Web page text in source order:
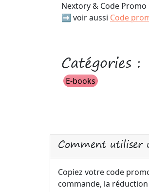
Nextory & Code Promo
➡️ voir aussi Code
Catégories :
E-books
Comment utiliser
Copiez votre code
commande, la